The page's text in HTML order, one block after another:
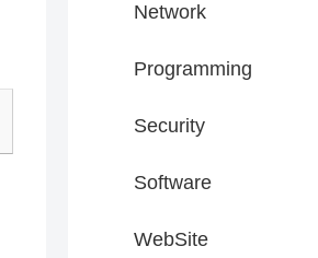
Network
Programming
Security
Software
WebSite